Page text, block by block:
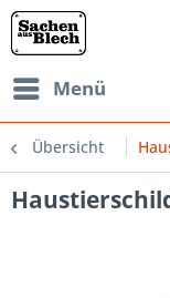
Menü
Übersicht